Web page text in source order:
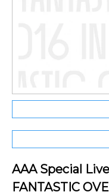
AAA Special
FANTASTIC